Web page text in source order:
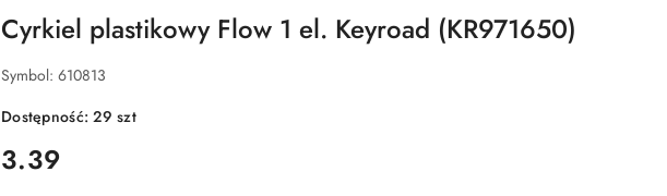
Cyrkiel plastikowy Flow 1 el. Keyroad (KR971650)
Symbol: 610813
Dostępność:29szt
cena:
3.39